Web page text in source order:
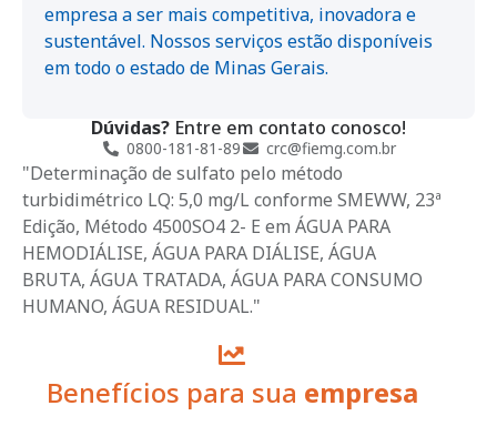
"Determinação de sulfato pelo método
turbidimétrico LQ: 5,0 mg/L conforme SMEWW, 23ª
Edição, Método 4500SO4 2- E em ÁGUA PARA
HEMODIÁLISE, ÁGUA PARA DIÁLISE, ÁGUA
BRUTA, ÁGUA TRATADA, ÁGUA PARA CONSUMO
HUMANO, ÁGUA RESIDUAL."
Benefícios para sua empresa
empresa a ser mais competitiva, inovadora e
sustentável. Nossos serviços estão disponíveis
em todo o estado de Minas Gerais.
Dúvidas? Entre em contato conosco!
0800-181-81-89 crc@fiemg.com.br